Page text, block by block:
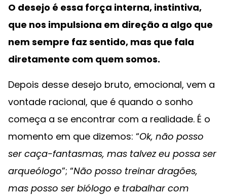
O desejo é essa força interna, instintiva,
que nos impulsiona em direção a algo que
nem sempre faz sentido, mas que fala
diretamente com quem somos.
Depois desse desejo bruto, emocional, vem a
vontade racional, que é quando o sonho
começa a se encontrar com a realidade. É o
momento em que dizemos: “Ok, não posso
ser caça-fantasmas, mas talvez eu possa ser
arqueólogo”; “Não posso treinar dragões,
mas posso ser biólogo e trabalhar com